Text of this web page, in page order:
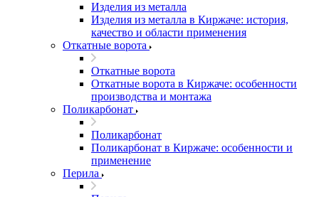
Изделия из металла
Изделия из металла в Киржаче: история,
качество и области применения
Откатные ворота
Откатные ворота
Откатные ворота в Киржаче: особенности
производства и монтажа
Поликарбонат
Поликарбонат
Поликарбонат в Киржаче: особенности и
применение
Перила